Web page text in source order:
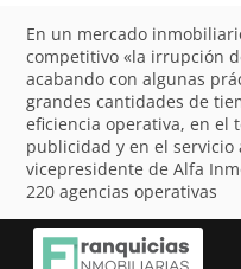
En un mercado
competitivo «la irrupción
acabando con algunas
grandes cantidades de
eficiencia operativa, en el
publicidad y en el servicio
vicepresidente de Alfa
220 agencias operativas